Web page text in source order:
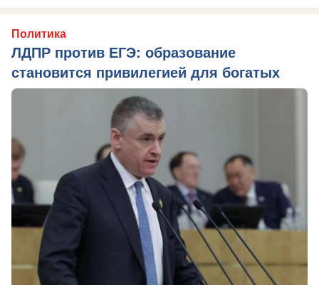
Политика
ЛДПР против ЕГЭ: образование
становится привилегией для богатых